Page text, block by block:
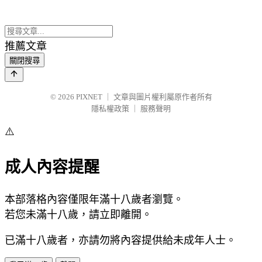
推薦文章
關閉搜尋
© 2026 PIXNET
文章與圖片權利屬原作者所有
隱私權政策
服務聲明
⚠️
成人內容提醒
本部落格內容僅限年滿十八歲者瀏覽。
若您未滿十八歲，請立即離開。
已滿十八歲者，亦請勿將內容提供給未成年人士。